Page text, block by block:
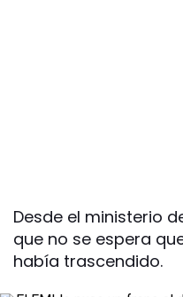
Desde el ministerio
que no se espera
había trascendido.